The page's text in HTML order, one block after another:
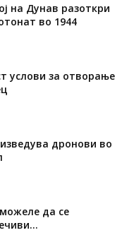
на Дунав разоткри
во 1944
услови за отворање
дронови во
да се